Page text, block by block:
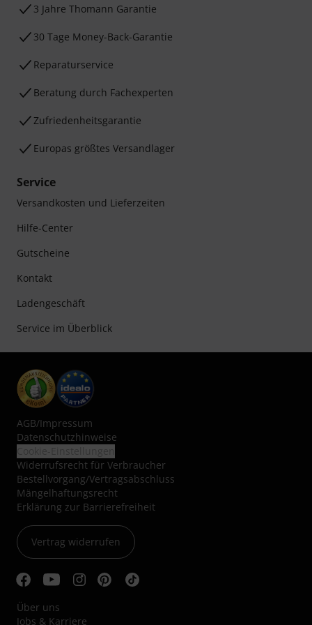
3 Jahre Thomann Garantie
30 Tage Money-Back-Garantie
Reparaturservice
Beratung durch Fachexperten
Zufriedenheitsgarantie
Europas größtes Versandlager
Service
Versandkosten und Lieferzeiten
Hilfe-Center
Gutscheine
Kontakt
Ladengeschäft
Service im Überblick
AGB/Impressum
Datenschutzhinweise
Widerrufsrecht für Verbraucher
Bestellvorgang/Vertragsabschluss
Mängelhaftungsrecht
Erklärung zur Barrierefreiheit
Vertrag widerrufen
Über uns
Jobs & Karriere